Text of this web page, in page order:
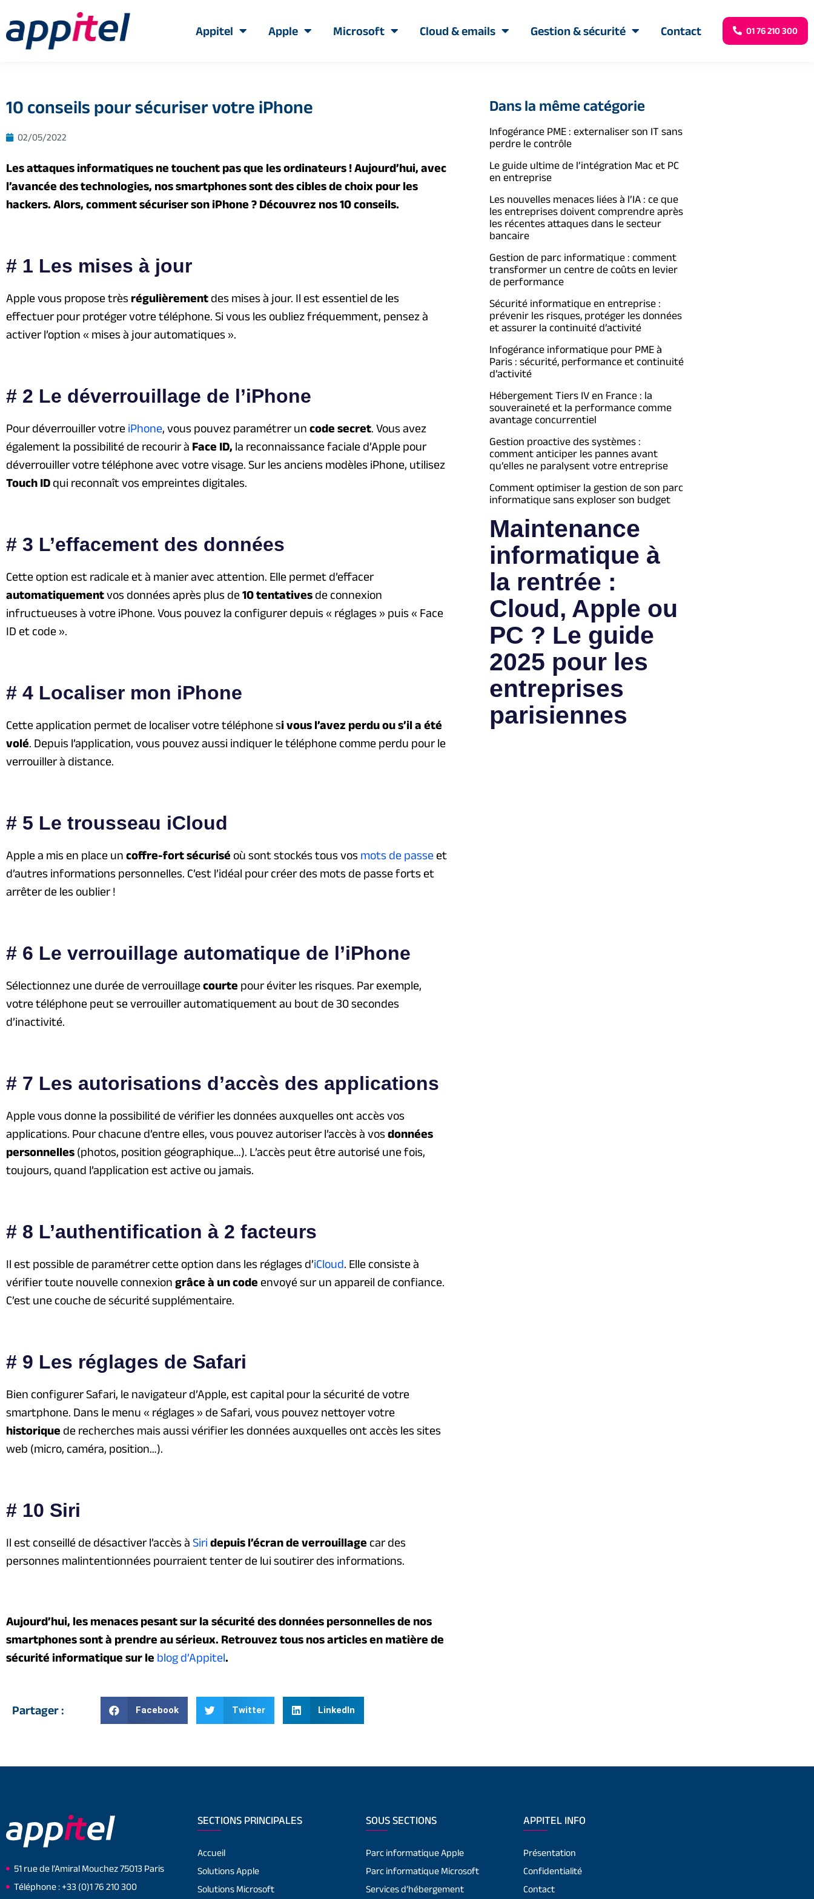
Appitel Apple Microsoft Cloud & emails Gestion & sécurité Contact 01 76 210 300
10 conseils pour sécuriser votre iPhone
02/05/2022
Les attaques informatiques ne touchent pas que les ordinateurs ! Aujourd’hui, avec
l’avancée des technologies, nos smartphones sont des cibles de choix pour les
hackers. Alors, comment sécuriser son iPhone ? Découvrez nos 10 conseils.
# 1 Les mises à jour
Apple vous propose très régulièrement des mises à jour. Il est essentiel de les
effectuer pour protéger votre téléphone. Si vous les oubliez fréquemment, pensez à
activer l’option « mises à jour automatiques ».
# 2 Le déverrouillage de l’iPhone
Pour déverrouiller votre iPhone, vous pouvez paramétrer un code secret. Vous avez
également la possibilité de recourir à Face ID, la reconnaissance faciale d’Apple pour
déverrouiller votre téléphone avec votre visage. Sur les anciens modèles iPhone, utilisez
Touch ID qui reconnaît vos empreintes digitales.
# 3 L’effacement des données
Cette option est radicale et à manier avec attention. Elle permet d’effacer
automatiquementvos données après plus de10 tentatives de connexion
infructueuses à votre iPhone. Vous pouvez la configurer depuis « réglages » puis « Face
ID et code ».
# 4 Localiser mon iPhone
Cette application permet de localiser votre téléphone si vous l’avez perdu ou s’il a été
volé. Depuis l’application, vous pouvez aussi indiquer le téléphone comme perdu pour le
verrouiller à distance.
# 5 Le trousseau iCloud
Apple a mis en place un coffre-fort sécurisé où sont stockés tous vos mots de passe et
d’autres informations personnelles. C’est l’idéal pour créer des mots de passe forts et
arrêter de les oublier !
# 6 Le verrouillage automatique de l’iPhone
Sélectionnez une durée de verrouillagecourte pour éviter les risques. Par exemple,
votre téléphone peut se verrouiller automatiquement au bout de 30 secondes
d’inactivité.
# 7 Les autorisations d’accès des applications
Apple vous donne la possibilité de vérifier les données auxquelles ont accès vos
applications. Pour chacune d’entre elles, vous pouvez autoriser l’accès à vosdonnées
personnelles (photos, position géographique…). L’accès peut être autorisé une fois,
toujours, quand l’application est active ou jamais.
# 8 L’authentification à 2 facteurs
Il est possible de paramétrer cette option dans les réglages d’iCloud. Elle consiste à
vérifier toute nouvelle connexion grâce à un code envoyé sur un appareil de confiance.
C’est une couche de sécurité supplémentaire.
# 9 Les réglages de Safari
Bien configurer Safari, le navigateur d’Apple, est capital pour la sécurité de votre
smartphone. Dans le menu « réglages » de Safari, vous pouvez nettoyer votre
historique de recherches mais aussi vérifier les données auxquelles ont accès les sites
web (micro, caméra, position…).
# 10 Siri
Il est conseillé de désactiver l’accès à Siri depuis l’écran de verrouillage car des
personnes malintentionnées pourraient tenter de lui soutirer des informations.
Aujourd’hui, les menaces pesant sur la sécurité des données personnelles de nos
smartphones sont à prendre au sérieux. Retrouvez tous nos articles en matière de
sécurité informatique sur le blog d’Appitel.
Partager : Facebook Twitter LinkedIn
Dans la même catégorie
Infogérance PME : externaliser son IT sans
perdre le contrôle
Le guide ultime de l’intégration Mac et PC
en entreprise
Les nouvelles menaces liées à l’IA : ce que
les entreprises doivent comprendre après
les récentes attaques dans le secteur
bancaire
Gestion de parc informatique : comment
transformer un centre de coûts en levier
de performance
Sécurité informatique en entreprise :
prévenir les risques, protéger les données
et assurer la continuité d’activité
Infogérance informatique pour PME à
Paris : sécurité, performance et continuité
d’activité
Hébergement Tiers IV en France : la
souveraineté et la performance comme
avantage concurrentiel
Gestion proactive des systèmes :
comment anticiper les pannes avant
qu’elles ne paralysent votre entreprise
Comment optimiser la gestion de son parc
informatique sans exploser son budget
Maintenance
informatique à
la rentrée :
Cloud, Apple ou
PC ? Le guide
2025 pour les
entreprises
parisiennes
51 rue de l’Amiral Mouchez 75013 Paris
Téléphone : +33 (0)1 76 210 300
SECTIONS PRINCIPALES
Accueil
Solutions Apple
Solutions Microsoft
SOUS SECTIONS
Parc informatique Apple
Parc informatique Microsoft
Services d’hébergement
APPITEL INFO
Présentation
Confidentialité
Contact